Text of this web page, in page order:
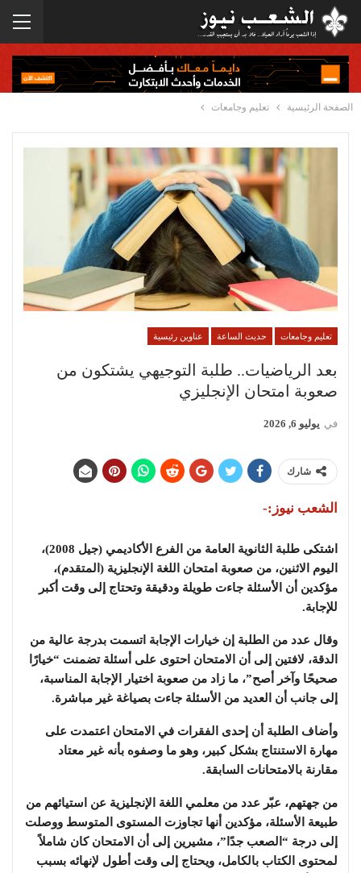
الصفحة الرئيسية تعليم وجامعات
تعليم وجامعات حديث الساعة عناوين رئيسية
بعد الرياضيات.. طلبة التوجيهي يشتكون من
صعوبة امتحان الإنجليزي
في يوليو 6, 2026
شارك
الشعب نيوز:-
اشتكى طلبة الثانوية العامة من الفرع الأكاديمي (جيل 2008)،
اليوم الاثنين، من صعوبة امتحان اللغة الإنجليزية (المتقدم)،
مؤكدين أن الأسئلة جاءت طويلة ودقيقة وتحتاج إلى وقت أكبر
للإجابة.
وقال عدد من الطلبة إن خيارات الإجابة اتسمت بدرجة عالية من
الدقة، لافتين إلى أن الامتحان احتوى على أسئلة تضمنت “خيارًا
صحيحًا وآخر أصح”، ما زاد من صعوبة اختيار الإجابة المناسبة،
إلى جانب أن العديد من الأسئلة جاءت بصياغة غير مباشرة.
وأضاف الطلبة أن إحدى الفقرات في الامتحان اعتمدت على
مهارة الاستنتاج بشكل كبير، وهو ما وصفوه بأنه غير معتاد
مقارنة بالامتحانات السابقة.
من جهتهم، عبّر عدد من معلمي اللغة الإنجليزية عن استيائهم من
طبيعة الأسئلة، مؤكدين أنها تجاوزت المستوى المتوسط ووصلت
إلى درجة “الصعب جدًا”، مشيرين إلى أن الامتحان كان شاملاً
لمحتوى الكتاب بالكامل، ويحتاج إلى وقت أطول لإنهائه بسبب